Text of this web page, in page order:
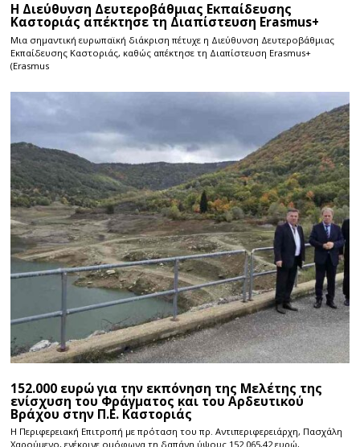
Η Διεύθυνση Δευτεροβάθμιας Εκπαίδευσης
Καστοριάς απέκτησε τη Διαπίστευση Erasmus+
Μια σημαντική ευρωπαϊκή διάκριση πέτυχε η Διεύθυνση Δευτεροβάθμιας
Εκπαίδευσης Καστοριάς, καθώς απέκτησε τη Διαπίστευση Erasmus+
(Erasmus
152.000 ευρώ για την εκπόνηση της Μελέτης της
ενίσχυση του Φράγματος και του Αρδευτικού
Βράχου στην Π.Ε. Καστοριάς
Η Περιφερειακή Επιτροπή με πρόταση του πρ. Αντιπεριφερειάρχη, Πασχάλη
Χαρούμενο, ενέκρινε ομόφωνα τη δαπάνη ύψους 152.065,42 ευρώ,